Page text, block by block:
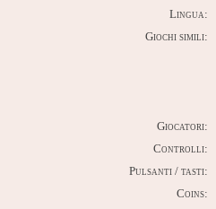
Lingua:
Giochi simili:
Giocatori:
Controlli:
Pulsanti / tasti:
Coins: